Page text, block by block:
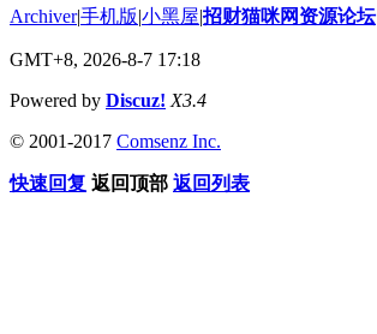
Archiver|手机版|小黑屋|招财猫咪网资源论坛
GMT+8, 2026-8-7 17:18
Powered by Discuz! X3.4
© 2001-2017 Comsenz Inc.
快速回复 返回顶部 返回列表